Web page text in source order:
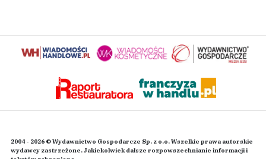
2004 - 2026 © Wydawnictwo Gospodarcze Sp. z o.o. Wszelkie prawa autorskie
wydawcy zastrzeżone. Jakiekolwiek dalsze rozpowszechnianie informacji i